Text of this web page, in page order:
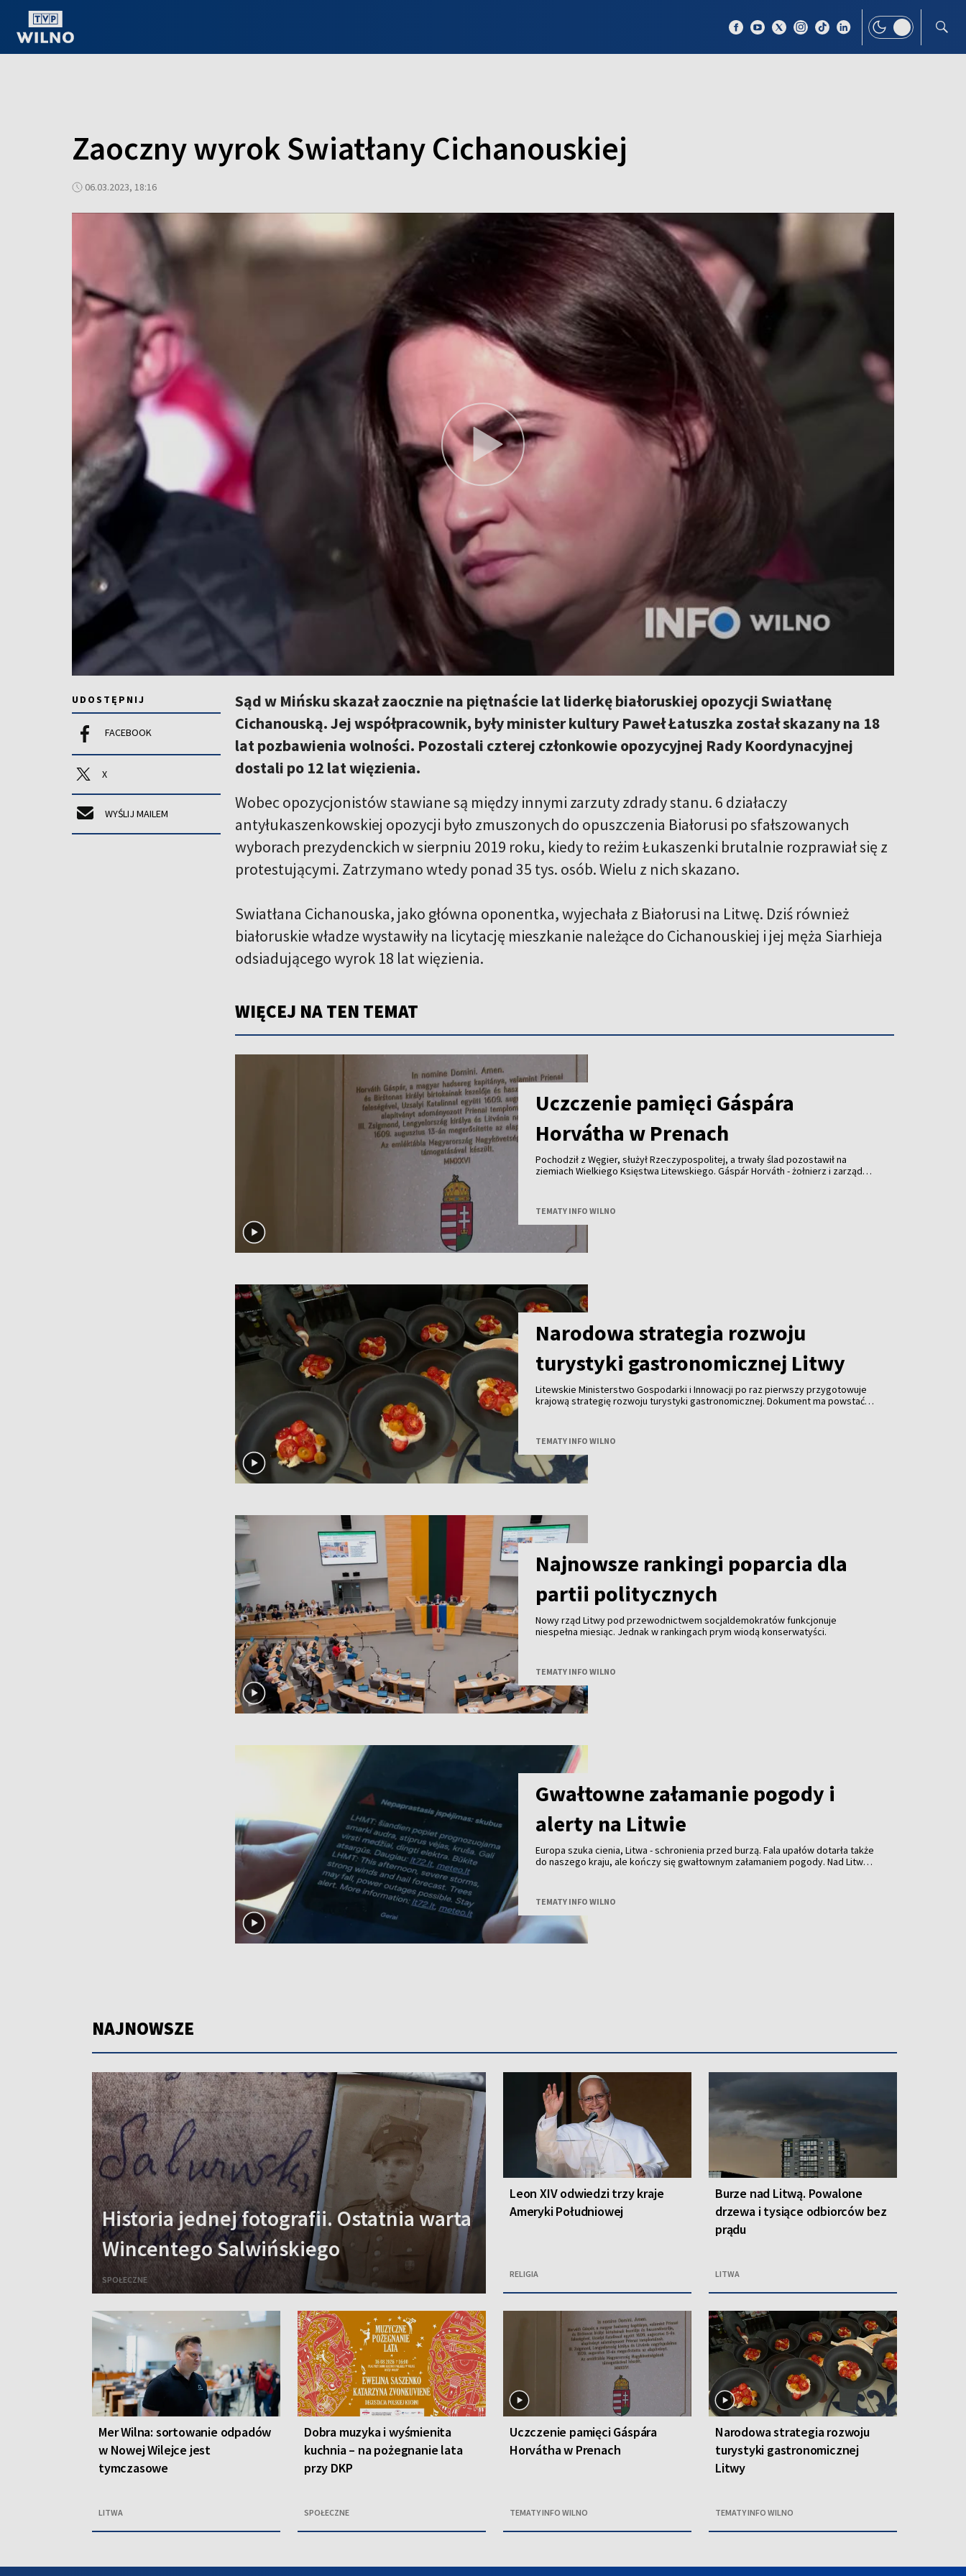
Zaoczny wyrok Swiatłany Cichanouskiej
06.03.2023, 18:16
UDOSTĘPNIJ
FACEBOOK
X
WYŚLIJ MAILEM
Sąd w Mińsku skazał zaocznie na piętnaście lat liderkę białoruskiej opozycji Swiatłanę
Cichanouską. Jej współpracownik, były minister kultury Paweł Łatuszka został skazany na 18
lat pozbawienia wolności. Pozostali czterej członkowie opozycyjnej Rady Koordynacyjnej
dostali po 12 lat więzienia.
Wobec opozycjonistów stawiane są między innymi zarzuty zdrady stanu. 6 działaczy
antyłukaszenkowskiej opozycji było zmuszonych do opuszczenia Białorusi po sfałszowanych
wyborach prezydenckich w sierpniu 2019 roku, kiedy to reżim Łukaszenki brutalnie rozprawiał się z
protestującymi. Zatrzymano wtedy ponad 35 tys. osób. Wielu z nich skazano.
Swiatłana Cichanouska, jako główna oponentka, wyjechała z Białorusi na Litwę. Dziś również
białoruskie władze wystawiły na licytację mieszkanie należące do Cichanouskiej i jej męża Siarhieja
odsiadującego wyrok 18 lat więzienia.
WIĘCEJ NA TEN TEMAT
Uczczenie pamięci Gáspára
Horvátha w Prenach
Pochodził z Węgier, służył Rzeczypospolitej, a trwały ślad pozostawił na
ziemiach Wielkiego Księstwa Litewskiego. Gáspár Horváth - żołnierz i zarządca
Polski i Węgier.
TEMATY INFO WILNO
Narodowa strategia rozwoju
turystyki gastronomicznej Litwy
Litewskie Ministerstwo Gospodarki i Innowacji po raz pierwszy przygotowuje
krajową strategię rozwoju turystyki gastronomicznej. Dokument ma powstać
gałęzi litewskiej turystyki, zwiększenie jej konkurencyjności i promocja kraju za
granicą.
TEMATY INFO WILNO
Najnowsze rankingi poparcia dla
partii politycznych
Nowy rząd Litwy pod przewodnictwem socjaldemokratów funkcjonuje
niespełna miesiąc. Jednak w rankingach prym wiodą konserwatyści.
TEMATY INFO WILNO
Gwałtowne załamanie pogody i
alerty na Litwie
Europa szuka cienia, Litwa - schronienia przed burzą. Fala upałów dotarła także
do naszego kraju, ale kończy się gwałtownym załamaniem pogody. Nad Litwą
TEMATY INFO WILNO
NAJNOWSZE
Historia jednej fotografii. Ostatnia warta
Wincentego Salwińskiego
SPOŁECZNE
Leon XIV odwiedzi trzy kraje
Ameryki Południowej
RELIGIA
Burze nad Litwą. Powalone
drzewa i tysiące odbiorców bez
prądu
LITWA
Mer Wilna: sortowanie odpadów
w Nowej Wilejce jest
tymczasowe
LITWA
Dobra muzyka i wyśmienita
kuchnia – na pożegnanie lata
przy DKP
SPOŁECZNE
Uczczenie pamięci Gáspára
Horvátha w Prenach
TEMATY INFO WILNO
Narodowa strategia rozwoju
turystyki gastronomicznej
Litwy
TEMATY INFO WILNO